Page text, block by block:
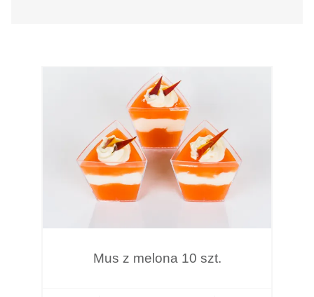
Mus z melona 10 szt.